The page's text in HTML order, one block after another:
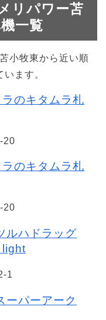
リパワー苫
一覧
小牧東から近い順
ます。
のキタムラ札
20
のキタムラ札
20
ルハドラッグ
light
1
ーパーアーク